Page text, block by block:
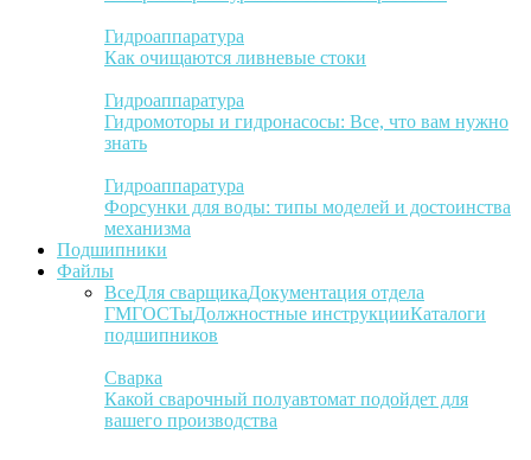
Гидроаппаратура
Как очищаются ливневые стоки
Гидроаппаратура
Гидромоторы и гидронасосы: Все, что вам нужно
знать
Гидроаппаратура
Форсунки для воды: типы моделей и достоинства
механизма
Подшипники
Файлы
ВсеДля сварщикаДокументация отдела
ГМГОСТыДолжностные инструкцииКаталоги
подшипников
Сварка
Какой сварочный полуавтомат подойдет для
вашего производства